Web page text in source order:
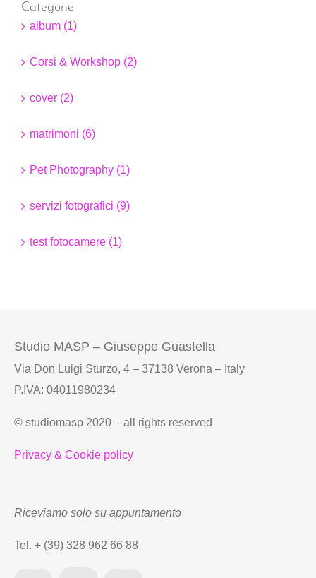
Categorie
album (1)
Corsi & Workshop (2)
cover (2)
matrimoni (6)
Pet Photography (1)
servizi fotografici (9)
test fotocamere (1)
Studio MASP – Giuseppe Guastella
Via Don Luigi Sturzo, 4 – 37138 Verona – Italy
P.IVA: 04011980234
© studiomasp 2020 – all rights reserved
Privacy & Cookie policy
Riceviamo solo su appuntamento
Tel. + (39) 328 962 66 88